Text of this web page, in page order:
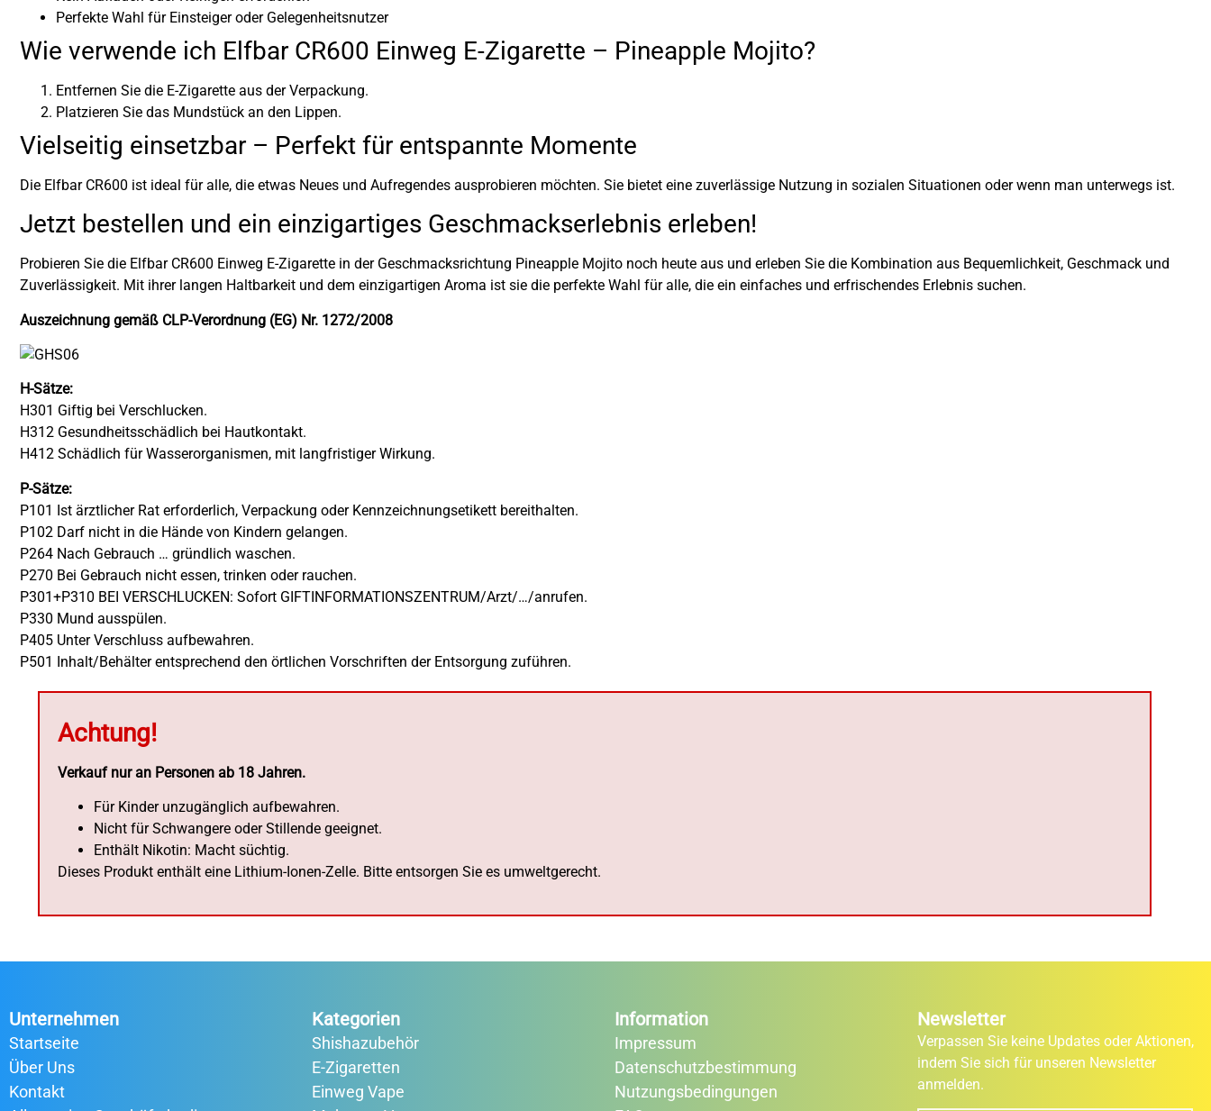
Perfekte Wahl für Einsteiger oder Gelegenheitsnutzer
Wie verwende ich Elfbar CR600 Einweg E-Zigarette – Pineapple Mojito?
Entfernen Sie die E-Zigarette aus der Verpackung.
Platzieren Sie das Mundstück an den Lippen.
Vielseitig einsetzbar – Perfekt für entspannte Momente
Die Elfbar CR600 ist ideal für alle, die etwas Neues und Aufregendes ausprobieren möchten. Sie bietet eine zuverlässige Nutzung in sozialen Situationen oder wenn man unterwegs ist.
Jetzt bestellen und ein einzigartiges Geschmackserlebnis erleben!
Probieren Sie die Elfbar CR600 Einweg E-Zigarette in der Geschmacksrichtung Pineapple Mojito noch heute aus und erleben Sie die Kombination aus Bequemlichkeit, Geschmack und
Zuverlässigkeit. Mit ihrer langen Haltbarkeit und dem einzigartigen Aroma ist sie die perfekte Wahl für alle, die ein einfaches und erfrischendes Erlebnis suchen.
Auszeichnung gemäß CLP-Verordnung (EG) Nr. 1272/2008
H-Sätze:
H301 Giftig bei Verschlucken.
H312 Gesundheitsschädlich bei Hautkontakt.
H412 Schädlich für Wasserorganismen, mit langfristiger Wirkung.
P-Sätze:
P101 Ist ärztlicher Rat erforderlich, Verpackung oder Kennzeichnungsetikett bereithalten.
P102 Darf nicht in die Hände von Kindern gelangen.
P264 Nach Gebrauch … gründlich waschen.
P270 Bei Gebrauch nicht essen, trinken oder rauchen.
P301+P310 BEI VERSCHLUCKEN: Sofort GIFTINFORMATIONSZENTRUM/Arzt/…/anrufen.
P330 Mund ausspülen.
P405 Unter Verschluss aufbewahren.
P501 Inhalt/Behälter entsprechend den örtlichen Vorschriften der Entsorgung zuführen.
Achtung!
Verkauf nur an Personen ab 18 Jahren.
Für Kinder unzugänglich aufbewahren.
Nicht für Schwangere oder Stillende geeignet.
Enthält Nikotin: Macht süchtig.
Dieses Produkt enthält eine Lithium-Ionen-Zelle. Bitte entsorgen Sie es umweltgerecht.
Unternehmen
Startseite
Über Uns
Kontakt
Kategorien
Shishazubehör
E-Zigaretten
Einweg Vape
Information
Impressum
Datenschutzbestimmung
Nutzungsbedingungen
Newsletter
Verpassen Sie keine Updates oder Aktionen,
indem Sie sich für unseren Newsletter
anmelden.